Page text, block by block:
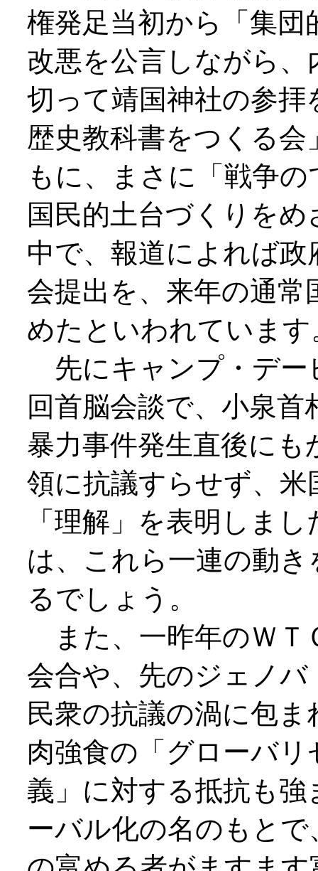
権発足当初から「集団
改悪を公言しながら
切って靖国神社の参
歴史教科書をつくる
もに、まさに「戦争
国民的土台づくりを
中で、報道によれば
会提出を、来年の通
めたといわれています
先にキャンプ・デー
回首脳会談で、小泉
暴力事件発生直後に
領に抗議すらせず、
「理解」を表明しま
は、これら一連の動
るでしょう。
また、一昨年のＷＴ
会合や、先のジェノ
民衆の抗議の渦に包
肉強食の「グローバ
義」に対する抵抗も
ーバル化の名のもと